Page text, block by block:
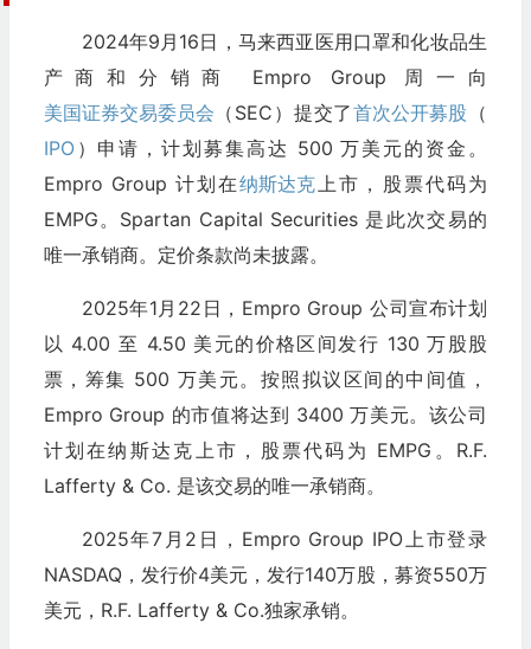
2024年9月16日，马来西亚医用口罩和化妆品生
产商和分销商 Empro Group 周一向
美国证券交易委员会 （SEC）提交了首次公开募股 （
IPO）申请，计划募集高达 500 万美元的资金。
Empro Group 计划在纳斯达克上市，股票代码为
EMPG。Spartan Capital Securities 是此次交易的
唯一承销商。定价条款尚未披露。
2025年1月22日，Empro Group 公司宣布计划
以 4.00 至 4.50 美元的价格区间发行 130 万股股
票，筹集 500 万美元。按照拟议区间的中间值，
Empro Group 的市值将达到 3400 万美元。该公司
计划在纳斯达克上市，股票代码为 EMPG。R.F.
Lafferty & Co. 是该交易的唯一承销商。
2025年7月2日，Empro Group IPO上市登录
NASDAQ，发行价4美元，发行140万股，募资550万
美元，R.F. Lafferty & Co.独家承销。